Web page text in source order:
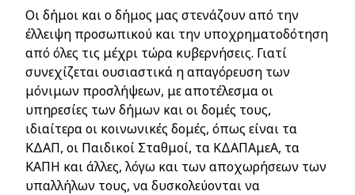
Οι δήμοι και ο δήμος μας στενάζουν από την
έλλειψη προσωπικού και την υποχρηματοδότηση
από όλες τις μέχρι τώρα κυβερνήσεις. Γιατί
συνεχίζεται ουσιαστικά η απαγόρευση των
μόνιμων προσλήψεων, με αποτέλεσμα οι
υπηρεσίες των δήμων και οι δομές τους,
ιδιαίτερα οι κοινωνικές δομές, όπως είναι τα
ΚΔΑΠ, οι Παιδικοί Σταθμοί, τα ΚΔΑΠΑμεΑ, τα
ΚΑΠΗ και άλλες, λόγω και των αποχωρήσεων των
υπαλλήλων τους, να δυσκολεύονται να